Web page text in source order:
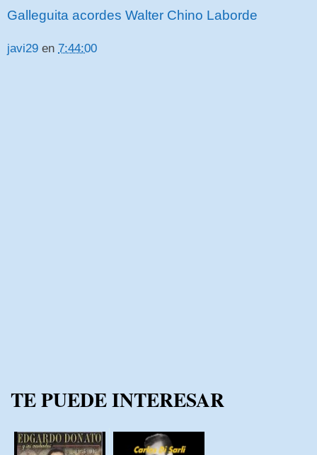
Galleguita acordes Walter Chino Laborde
javi29 en 7:44:00
TE PUEDE INTERESAR